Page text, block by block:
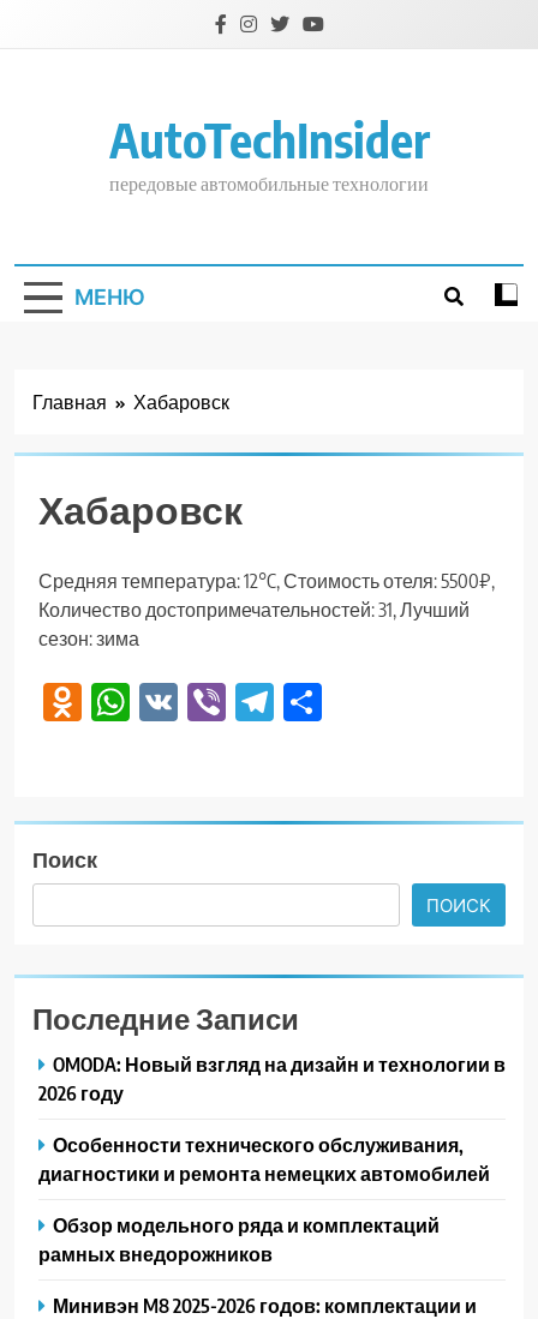
AutoTechInsider
передовые автомобильные технологии
МЕНЮ
Главная Хабаровск
Хабаровск
Средняя температура: 12°C, Стоимость отеля: 5500₽,
Количество достопримечательностей: 31, Лучший
сезон: зима
Odnoklassniki
WhatsApp
VK ViberTelegram
Поиск
ПОИСК
Последние Записи
OMODA: Новый взгляд на дизайн и технологии в
2026 году
Особенности технического обслуживания,
диагностики и ремонта немецких автомобилей
Обзор модельного ряда и комплектаций
рамных внедорожников
Минивэн M8 2025-2026 годов: комплектации и